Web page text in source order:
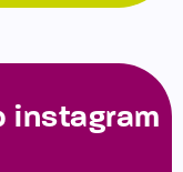
instagram